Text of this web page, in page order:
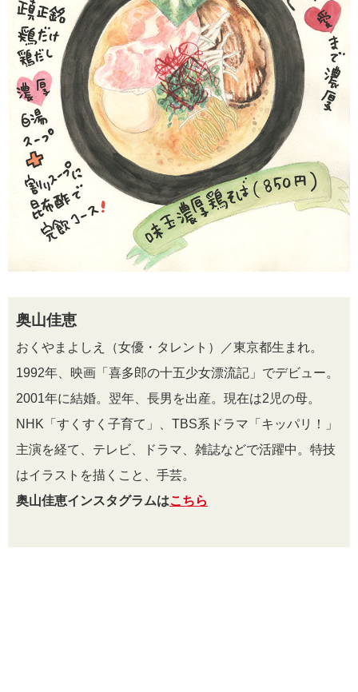
奥山佳恵
おくやまよしえ（女優・タレント）／東京都生まれ。
1992年、映画「喜多郎の十五少女漂流記」でデビュー。
2001年に結婚。翌年、長男を出産。現在は2児の母。
NHK「すくすく子育て」、TBS系ドラマ「キッパリ！」
主演を経て、テレビ、ドラマ、雑誌などで活躍中。特技
はイラストを描くこと、手芸。
奥山佳恵インスタグラムはこちら